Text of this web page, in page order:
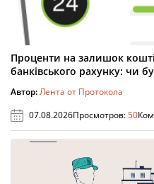
Проценти на залишок
банківського рахунку: чи
Автор:Лента от Протокола
07.08.2026Просмотров:50